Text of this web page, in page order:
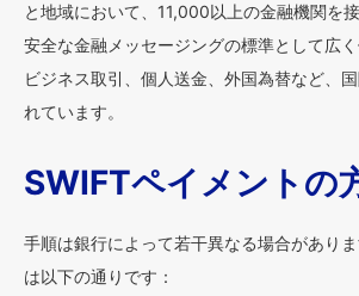
と地域において、11,000以上の金融機関を
安全な金融メッセージングの標準として広く
ビジネス取引、個人送金、外国為替など、
れています。
SWIFTペイメントの
手順は銀行によって若干異なる場合があり
は以下の通りです：